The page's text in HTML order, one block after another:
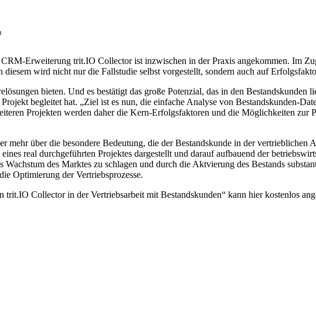
Erweiterung trit.IO Collector ist inzwischen in der Praxis angekommen. Im
wird nicht nur die Fallstudie selbst vorgestellt, sondern auch auf
bieten. Und es bestätigt das große Potenzial, das in den Bestandskunden
begleitet hat. „Ziel ist es nun, die einfache Analyse von Bestandskunden-
Projekten werden daher die Kern-Erfolgsfaktoren und die Möglichkeiten zur
mehr über die besondere Bedeutung, die der Bestandskunde in der
real durchgeführten Projektes dargestellt und darauf aufbauend der
des Marktes zu schlagen und durch die Aktvierung des Bestands
Optimierung der Vertriebsprozesse.
Collector in der Vertriebsarbeit mit Bestandskunden“ kann hier kostenlos